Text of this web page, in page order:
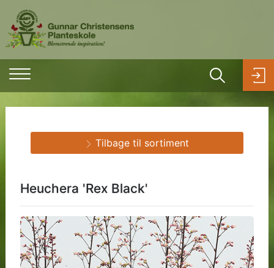
Heuchera 'Rex Black'
Tilbage til sortiment